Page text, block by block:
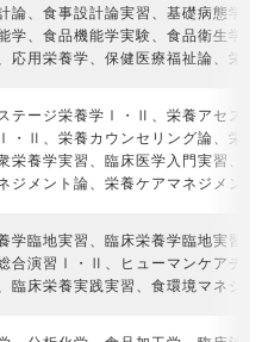
論、食事設計論実習、基礎病態学
学、食品機能学実験、食品衛生学
応用栄養学、保健医療福祉論、栄養
テージ栄養学Ⅰ・Ⅱ、栄養アセス
・Ⅱ、栄養カウンセリング論、栄養
栄養学実習、臨床医学入門実習、
ジメント論、栄養ケアマネジメント
学臨地実習、臨床栄養学臨地実習
合演習Ⅰ・Ⅱ、ヒューマンケアチー
臨床栄養実践実習、食環境マネジメ